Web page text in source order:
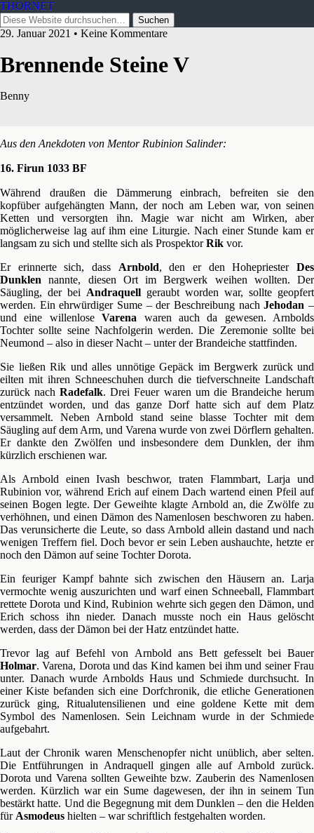
THORNET
29. Januar 2021 • Keine Kommentare
Brennende Steine V
Benny
Aus den Anekdoten von Mentor Rubinion Salinder:
16. Firun 1033 BF
Während draußen die Dämmerung einbrach, befreiten sie den
kopfüber aufgehängten Mann, der noch am Leben war, von seinen
Ketten und versorgten ihn. Magie war nicht am Wirken, aber
möglicherweise lag auf ihm eine Liturgie. Nach einer Stunde kam er
langsam zu sich und stellte sich als ProspektorRik vor.
Er erinnerte sich, dass Arnbold, den er den HohepriesterDes
Dunklen nannte, diesen Ort im Bergwerk weihen wollten. Der
Säugling, der bei Andraquell geraubt worden war, sollte geopfert
werden. Ein ehrwürdiger Sume – der Beschreibung nachJehodan –
und eine willenloseVarena waren auch da gewesen. Arnbolds
Tochter sollte seine Nachfolgerin werden. Die Zeremonie sollte bei
Neumond – also in dieser Nacht – unter der Brandeiche stattfinden.
Sie ließen Rik und alles unnötige Gepäck im Bergwerk zurück und
eilten mit ihren Schneeschuhen durch die tiefverschneite Landschaft
zurück nachRadefalk. Drei Feuer waren um die Brandeiche herum
entzündet worden, und das ganze Dorf hatte sich auf dem Platz
versammelt. Neben Arnbold stand seine blasse Tochter mit dem
Säugling auf dem Arm, und Varena wurde von zwei Dörflern gehalten.
Er dankte den Zwölfen und insbesondere dem Dunklen, der ihm
kürzlich erschienen war.
Als Arnbold einen Ivash beschwor, traten Flammbart, Larja und
Rubinion vor, während Erich auf einem Dach wartend einen Pfeil auf
seinen Bogen legte. Der Geweihte klagte Arnbold an, die Zwölfe zu
verhöhnen, und einen Dämon des Namenlosen beschworen zu haben.
Das verunsicherte die Leute, so dass Arnbold allein dastand und nach
wenigen Treffern fiel. Doch bevor er sein Leben aushauchte, hetzte er
noch den Dämon auf seine Tochter Dorota.
Ein feuriger Kampf bahnte sich zwischen den Häusern an. Larja
vermochte wenig auszurichten und warf einen Schneeball, Flammbart
rettete Dorota und Kind, Rubinion wehrte sich gegen den Dämon, und
Erich schoss ihn nieder. Danach musste noch ein Haus gelöscht
werden, dass der Dämon bei der Hatz entzündet hatte.
Trevor lag auf Befehl von Arnbold ans Bett gefesselt bei Bauer
Holmar. Varena, Dorota und das Kind kamen bei ihm und seiner Frau
unter. Danach wurde Arnbolds Haus und Schmiede durchsucht. In
einer Kiste befanden sich eine Dorfchronik, die etliche Generationen
zurück ging, Ritualutensilienen und eine goldene Kette mit dem
Symbol des Namenlosen. Sein Leichnam wurde in der Schmiede
aufgebahrt.
Laut der Chronik waren Menschenopfer nicht unüblich, aber selten.
Die Entführungen in Andraquell gingen alle auf Arnbold zurück.
Dorota und Varena sollten Geweihte bzw. Zauberin des Namenlosen
werden. Kürzlich war ein Sume dagewesen, der ihn in seinem Tun
bestärkt hatte. Und die Begegnung mit dem Dunklen – den die Helden
für Asmodeus hielten – war schriftlich festgehalten worden.